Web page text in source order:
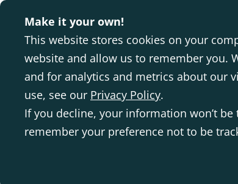
Make it your own!
This website stores cookies on your
website and allow us to remember you.
and for analytics and metrics about our
use, see our Privacy Policy.
If you decline, your information won’t
remember your preference not to be